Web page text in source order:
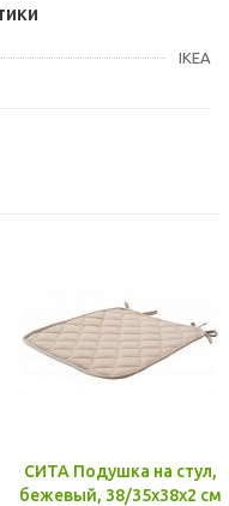
IKEA
СИТА Подушка на стул,
бежевый, 38/35x38x2 см